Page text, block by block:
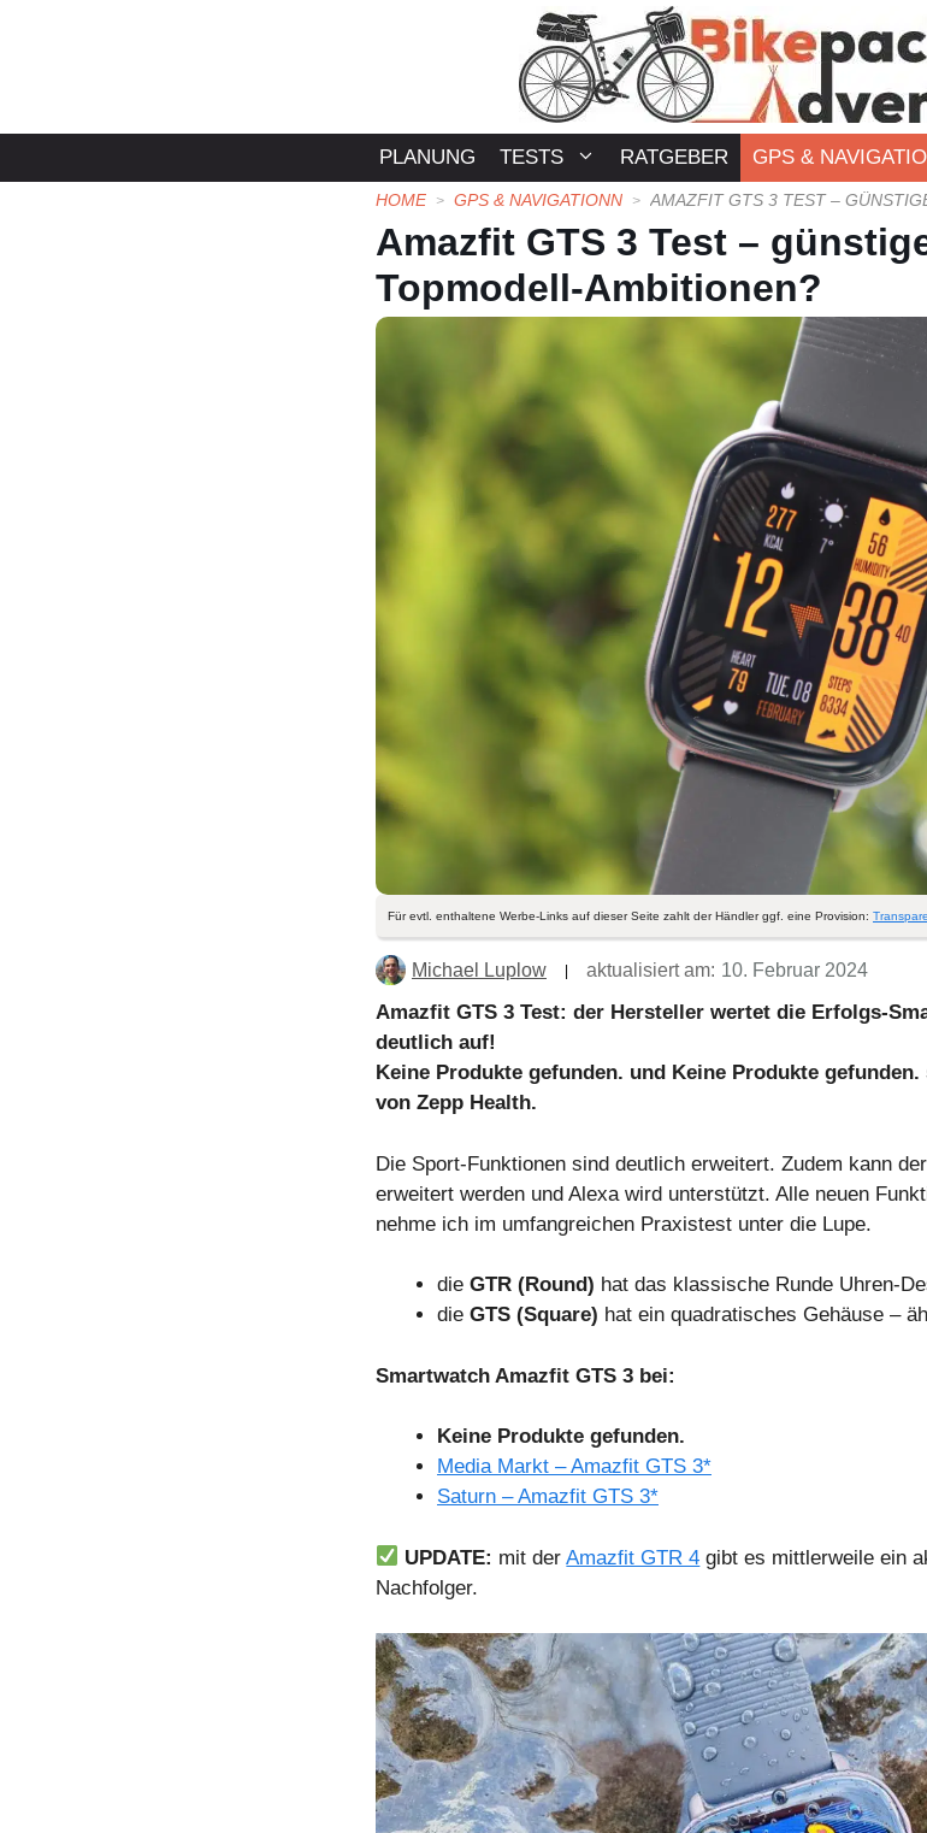
PLANUNG TESTS RATGEBER GPS &
HOME GPS & NAVIGATIONN
Amazfit GTS 3 Test –
Topmodell-Ambitionen?
Für evtl. enthaltene Werbe-Links auf dieser Seite zahlt der Händler ggf. eine Provision:
Michael Luplow aktualisiert am: 10. Februar 2024
Amazfit GTS 3 Test: der Hersteller wertet die Erfolgs-
deutlich auf!
Keine Produkte gefunden. und Keine Produkte gefunden.
von Zepp Health.
Die Sport-Funktionen sind deutlich erweitert. Zudem kann
erweitert werden und Alexa wird unterstützt. Alle neuen
nehme ich im umfangreichen Praxistest unter die Lupe.
die GTR (Round) hat das klassische Runde Uhren-
die GTS (Square) hat ein quadratisches Gehäuse –
Smartwatch Amazfit GTS 3 bei:
Keine Produkte gefunden.
Media Markt – Amazfit GTS 3*
Saturn – Amazfit GTS 3*
UPDATE: mit derAmazfit GTR 4 gibt es mittlerweile ein
Nachfolger.